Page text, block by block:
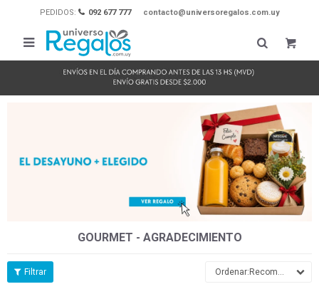
PEDIDOS: 092 677 777 contacto@universoregalos.com.uy

GOURMET - AGRADECIMIENTO
Recomendados